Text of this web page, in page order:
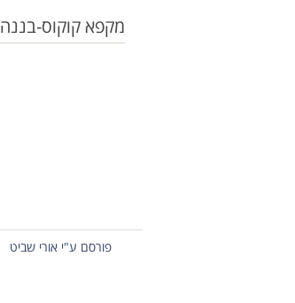
מקפא קוקוס-בננה
פורסם ע"י אורי שביט